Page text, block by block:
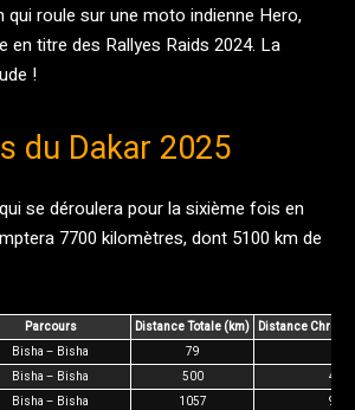
roule sur une moto indienne Hero,
en titre des Rallyes Raids 2024. La
!
du Dakar 2025
se déroulera pour la sixième fois en
7700 kilomètres, dont 5100 km de
Parcours Distance Totale (km) Distance
Bisha – Bisha 79
Bisha – Bisha 500
412
Bisha – Bisha 1057
965